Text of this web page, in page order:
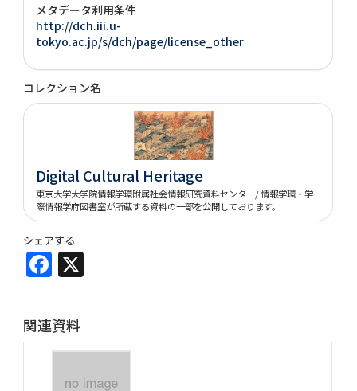
メタデータ利用条件
http://dch.iii.u-
tokyo.ac.jp/s/dch/page/license_other
コレクション名
Digital Cultural Heritage
東京大学大学院情報学環附属社会情報研究資料センター/ 情報学環・学
際情報学府図書室が所蔵する資料の一部を公開しております。
シェアする
Facebook
関連資料